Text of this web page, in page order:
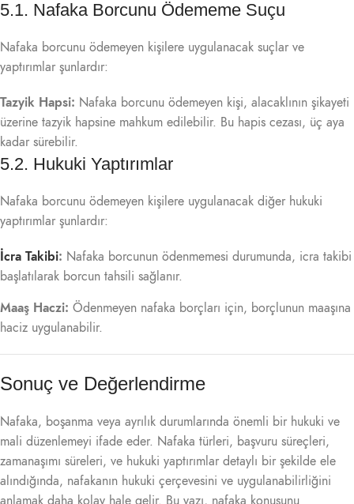
5.1. Nafaka Borcunu Ödememe Suçu
Nafaka borcunu ödemeyen kişilere uygulanacak suçlar ve
yaptırımlar şunlardır:
Tazyik Hapsi: Nafaka borcunu ödemeyen kişi, alacaklının şikayeti
üzerine tazyik hapsine mahkum edilebilir. Bu hapis cezası, üç aya
kadar sürebilir.
5.2. Hukuki Yaptırımlar
Nafaka borcunu ödemeyen kişilere uygulanacak diğer hukuki
yaptırımlar şunlardır:
İcra Takibi: Nafaka borcunun ödenmemesi durumunda, icra takibi
başlatılarak borcun tahsili sağlanır.
Maaş Haczi: Ödenmeyen nafaka borçları için, borçlunun maaşına
haciz uygulanabilir.
Sonuç ve Değerlendirme
Nafaka, boşanma veya ayrılık durumlarında önemli bir hukuki ve
mali düzenlemeyi ifade eder. Nafaka türleri, başvuru süreçleri,
zamanaşımı süreleri, ve hukuki yaptırımlar detaylı bir şekilde ele
alındığında, nafakanın hukuki çerçevesini ve uygulanabilirliğini